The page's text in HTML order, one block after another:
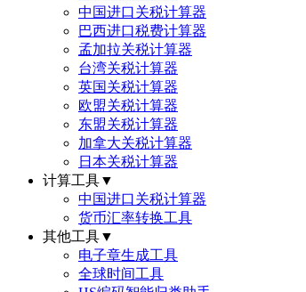
中国进口关税计算器
巴西进口税费计算器
孟加拉关税计算器
台湾关税计算器
英国关税计算器
欧盟关税计算器
东盟关税计算器
加拿大关税计算器
日本关税计算器
计算工具▼
中国进口关税计算器
货币汇率转换工具
其他工具▼
电子章生成工具
全球时间工具